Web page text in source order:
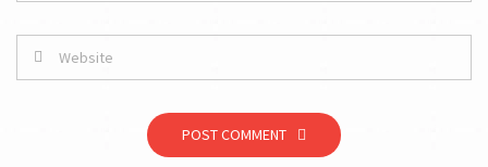
POST COMMENT